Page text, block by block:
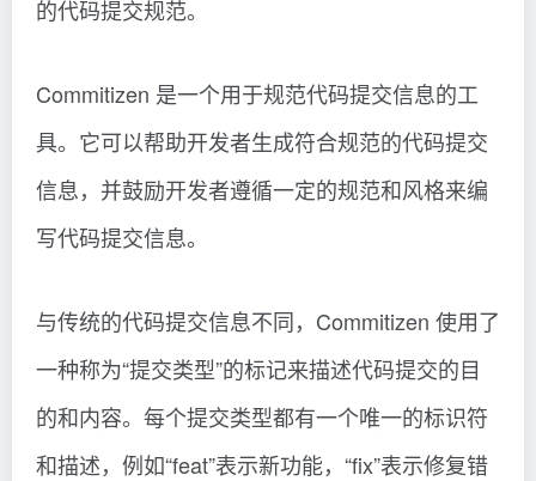
的代码提交规范。
Commitizen 是一个用于规范代码提交信息的工
具。它可以帮助开发者生成符合规范的代码提交
信息，并鼓励开发者遵循一定的规范和风格来编
写代码提交信息。
与传统的代码提交信息不同，Commitizen 使用了
一种称为“提交类型”的标记来描述代码提交的目
的和内容。每个提交类型都有一个唯一的标识符
和描述，例如“feat”表示新功能，“fix”表示修复错